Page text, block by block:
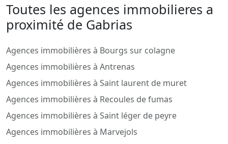
Toutes les agences immobilieres a
proximité de Gabrias
Agences immobilières à Bourgs sur colagne
Agences immobilières à Antrenas
Agences immobilières à Saint laurent de muret
Agences immobilières à Recoules de fumas
Agences immobilières à Saint léger de peyre
Agences immobilières à Marvejols